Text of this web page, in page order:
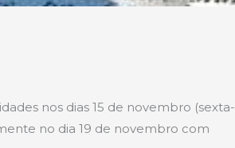
nos dias 15 de novembro (sexta-
no dia 19 de novembro com